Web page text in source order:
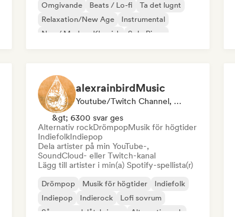
Omgivande Beats / Lo-fi
Ta det lugnt
Relaxation/New Age
Instrumental
Neo / Modern Klassisk
Solo Piano
alexrainbirdMusic
Youtube/Twitch Channel, Curator För Spellistor
&gt; 6300 svar ges
Alternativ rockDrömpopMusik för högtider
IndiefolkIndiepop
Dela artister på min YouTube-,
SoundCloud- eller Twitch-kanal
Lägg till artister i min(a) Spotify-spellista(r)
Drömpop Musik för högtider
Indiefolk
Indiepop
Indierock
Lofi sovrum
Sångare och låtskrivare
Alternativ rock